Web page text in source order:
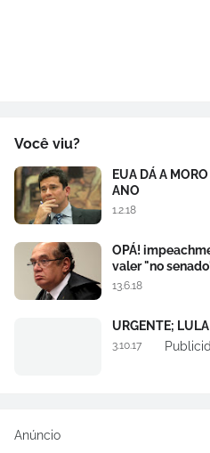
Você viu?
EUA DÁ A
ANO
1.2.18
OPÁ!
valer "no
13.6.18
URGENTE;
3.10.17
Anúncio